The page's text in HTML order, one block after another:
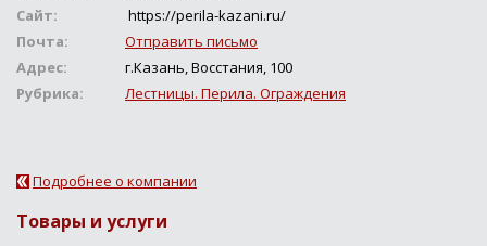
Сайт:
https://perila-kazani.ru/
Почта:
Отправить письмо
Адрес:
г.Казань, Восстания, 100
Рубрика:
Лестницы. Перила. Ограждения
Подробнее о компании
Товары и услуги